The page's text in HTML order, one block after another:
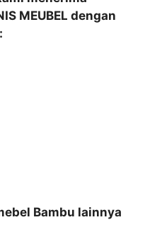
MEUBEL dengan
Bambu lainnya